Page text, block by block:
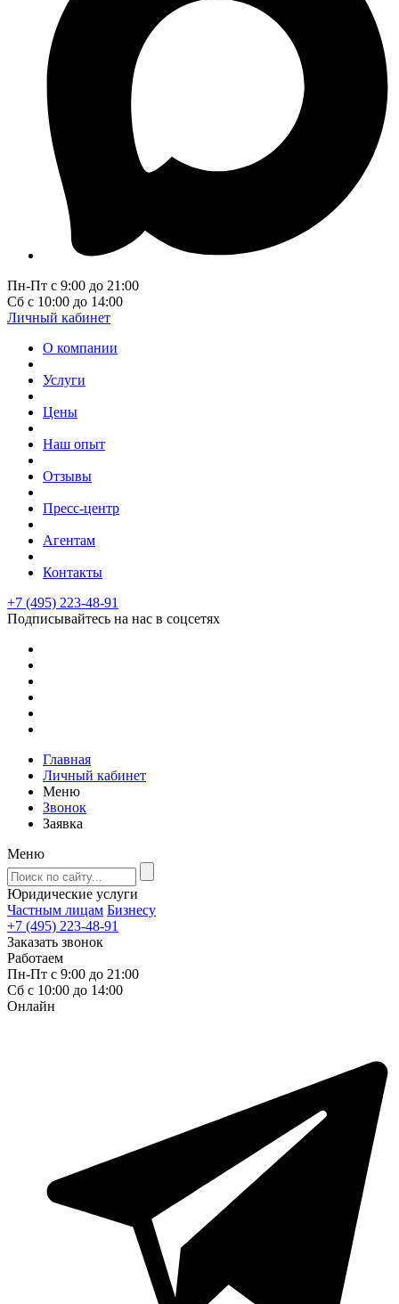
Пн-Пт с 9:00 до 21:00
Сб с 10:00 до 14:00
Личный кабинет
О компании
Услуги
Цены
Наш опыт
Отзывы
Пресс-центр
Агентам
Контакты
+7 (495) 223-48-91
Подписывайтесь на нас в соцсетях
Главная
Личный кабинет
Меню
Звонок
Заявка
Меню
Юридические услуги
Частным лицам Бизнесу
+7 (495) 223-48-91
Заказать звонок
Работаем
Пн-Пт с 9:00 до 21:00
Сб с 10:00 до 14:00
Онлайн